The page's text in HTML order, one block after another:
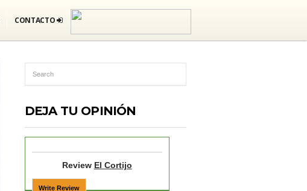
CONTACTO
DEJA TU OPINIÓN
Review El Cortijo